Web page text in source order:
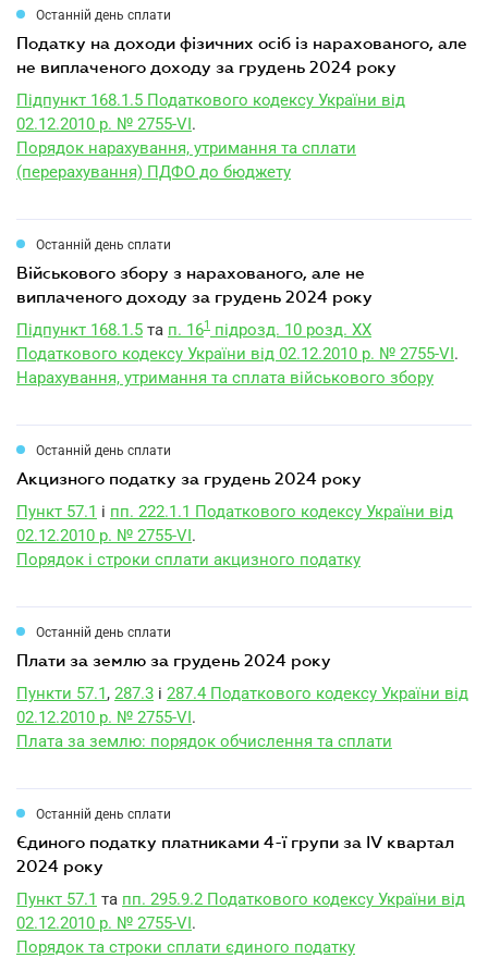
Останній день сплати
податку на доходи фізичних осіб із нарахованого, але
не виплаченого доходу за грудень 2024 року
Підпункт 168.1.5 Податкового кодексу України від
02.12.2010 р. № 2755-VI.
Порядок нарахування, утримання та сплати
(перерахування) ПДФО до бюджету
Останній день сплати
військового збору з нарахованого, але не
виплаченого доходу за грудень 2024 року
Підпункт 168.1.5 та п. 161
підрозд. 10 розд. XX
Податкового кодексу України від 02.12.2010 р. № 2755-VI.
Нарахування, утримання та сплата військового збору
Останній день сплати
акцизного податку за грудень 2024 року
Пункт 57.1 і пп. 222.1.1 Податкового кодексу України від
02.12.2010 р. № 2755-VI.
Порядок і строки сплати акцизного податку
Останній день сплати
плати за землю за грудень 2024 року
Пункти 57.1, 287.3 і 287.4 Податкового кодексу України від
02.12.2010 р. № 2755-VI.
Плата за землю: порядок обчислення та сплати
Останній день сплати
єдиного податку платниками 4-ї групи за IV квартал
2024 року
Пункт 57.1 та пп. 295.9.2 Податкового кодексу України від
02.12.2010 р. № 2755-VI.
Порядок та строки сплати єдиного податку